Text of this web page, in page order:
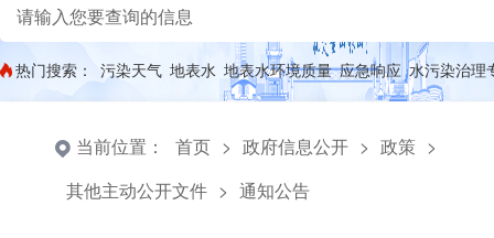
热门搜索： 污染天气 地表水 地表水环境质量 应急响应 水污染治理
当前位置： 首页 > 政府信息公开 > 政策 >
其他主动公开文件 > 通知公告